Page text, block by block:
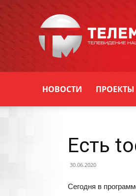
НОВОСТИ ПРОЕКТЫ
Есть
30.06.2020
Сегодня в